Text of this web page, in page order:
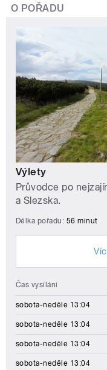
O POŘADU
Výlety
Průvodce po
a Slezska.
Délka pořadu: 56 minut
Čas vysílání
sobota-neděle 13:04
sobota-neděle 13:04
sobota-neděle 13:04
sobota-neděle 13:04